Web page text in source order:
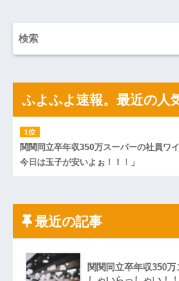
ふよふよ速報。最近の人
関関同立卒年収350万スーパーの社員ワ
今日は玉子が安いよぉ！！！」
最近の記事
関関同立卒年収350